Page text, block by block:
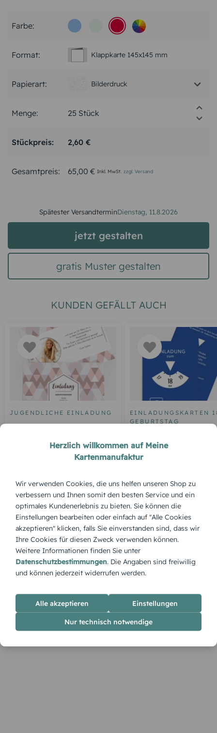
Farbe:
Format: Klappkarte 145x145 mm
Papierart: Bilderdruck
Menge:
Stückpreis: 2,60 €
Gesamtpreis: 65,00 € Inkl. MwSt. zzgl. Versand
Spätester VersandterminDienstag, 11.8.2026
jetzt gestalten
gratis Muster gestalten
KUNDEN GEFÄLLT AUCH
JUGENDLICHE EINLADUNG
Geburtstagseinladung
EINLADUNGSKARTEN
GEBURTSTAG
Parkuhr 18
ÜBERBLICK:
Produktbeschreibung
Mit „Vollgas 18“ startest du stilvoll ins Erwachsenenleben –
rasant, modern und mit deiner persönlichen Note.
Herzlich willkommen auf Meine
Kartenmanufaktur
Wir verwenden Cookies, die uns helfen unseren Shop zu
verbessern und Ihnen somit den besten Service und ein
optimales Kundenerlebnis zu bieten. Sie können die
Einstellungen bearbeiten oder einfach auf "Alle Cookies
akzeptieren" klicken, falls Sie einverstanden sind, dass wir
Ihre Cookies für diesen Zweck verwenden können.
Weitere Informationen finden Sie unter
Datenschutzbestimmungen. Die Angaben sind freiwillig
und können jederzeit widerrufen werden.
Alle akzeptieren Einstellungen
Nur technisch notwendige